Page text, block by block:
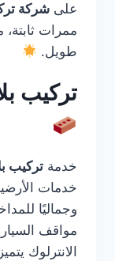
على شركة
ممرات
طويل.
تركيب
خدمة تركيب
خدمات
وجماليًا
مواقف
الانترلوك